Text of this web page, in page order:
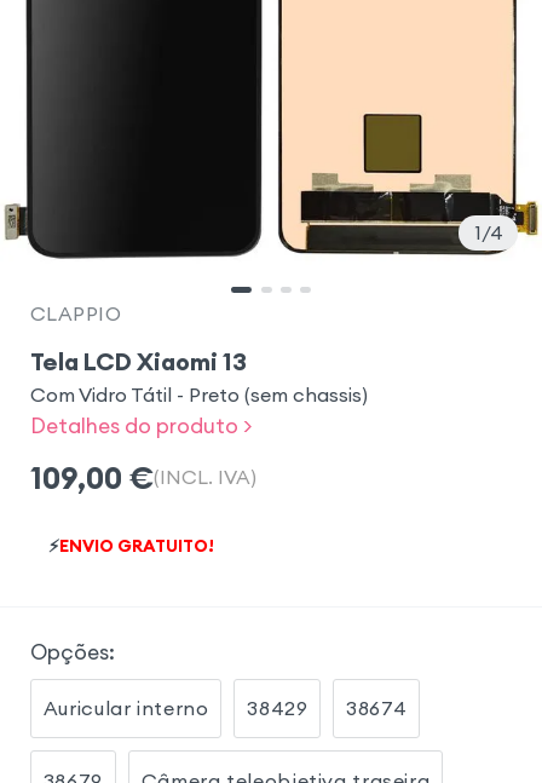
1 4
CLAPPIO
Tela LCD Xiaomi 13
Com Vidro Tátil - Preto (sem chassis)
Detalhes do produto >
109,00 €(INCL. IVA)
⚡ENVIO GRATUITO!
Opções:
Auricular interno 38429 38674